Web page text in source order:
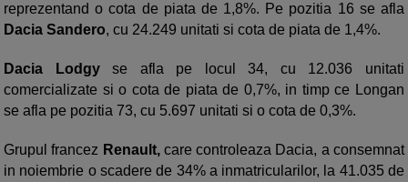
reprezentand o cota de piata de 1,8%. Pe pozitia 16 se afla
Dacia Sandero, cu 24.249 unitati si cota de piata de 1,4%.
Dacia Lodgyse afla pe locul 34, cu 12.036 unitati
comercializate si o cota de piata de 0,7%, in timp ce Longan
se afla pe pozitia 73, cu 5.697 unitati si o cota de 0,3%.
Grupul francez Renault,care controleaza Dacia, a consemnat
in noiembrie o scadere de 34% a inmatricularilor, la 41.035 de